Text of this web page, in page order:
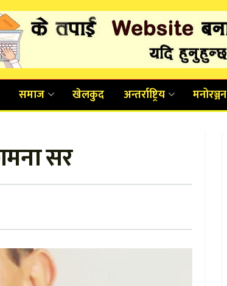
समाज खेलकुद अन्तर्राष्ट्रिय मनोरञ्जन
सर